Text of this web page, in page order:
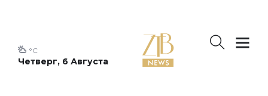
Четверг, 6 Августа
°C